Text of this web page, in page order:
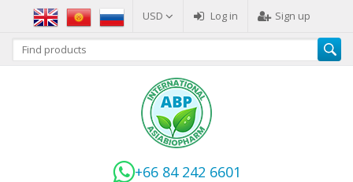
USD Log in Sign up
+66 84 242 6601